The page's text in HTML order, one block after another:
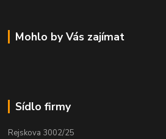
Mohlo by Vás zajímat
Sídlo firmy
Rejskova 3002/25